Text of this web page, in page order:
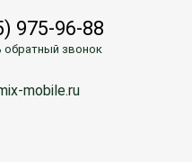
975-96-88
обратный звонок
mobile.ru